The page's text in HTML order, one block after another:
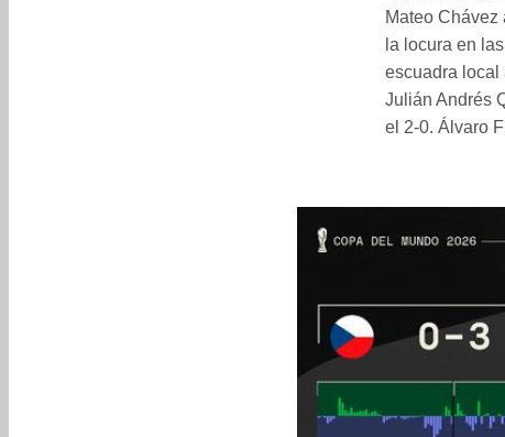
Mateo
la locura en
escuadra local
Julián Andrés
el 2-0. Álvaro